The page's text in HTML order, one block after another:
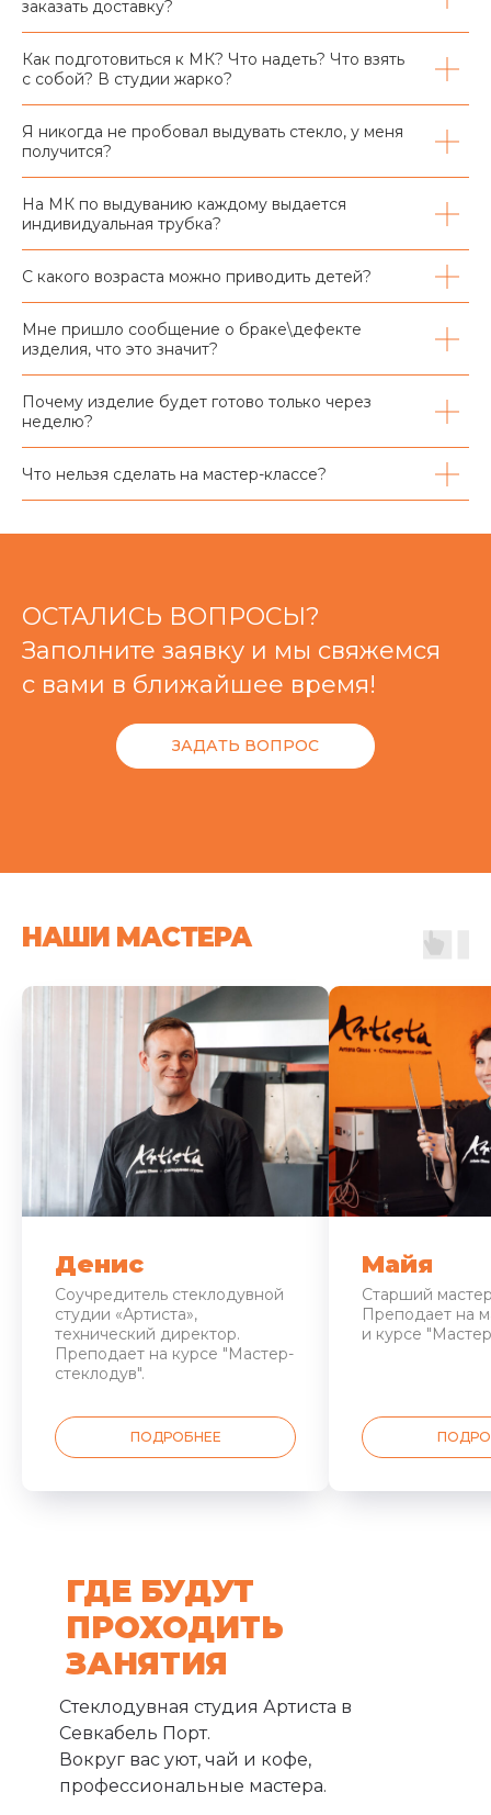
заказать доставку?
Как подготовиться к МК? Что надеть? Что взять
с собой? В студии жарко?
Я никогда не пробовал выдувать стекло, у меня
получится?
На МК по выдуванию каждому выдается
индивидуальная трубка?
С какого возраста можно приводить детей?
Мне пришло сообщение о браке\дефекте
изделия, что это значит?
Почему изделие будет готово только через
неделю?
Что нельзя сделать на мастер-классе?
ОСТАЛИСЬ ВОПРОСЫ?
Заполните заявку и мы свяжемся
с вами в ближайшее время!
ЗАДАТЬ ВОПРОС
НАШИ МАСТЕРА
Денис
Соучредитель стеклодувной
студии «Артиста»,
технический директор.
Преподает на курсе "Мастер-
стеклодув".
ПОДРОБНЕЕ
Майя
Старший
Преподает на
и курсе
Стеклодувная студия Артиста в
Севкабель Порт.
Вокруг вас уют, чай и кофе,
профессиональные мастера.
ГДЕ БУДУТ
ПРОХОДИТЬ
ЗАНЯТИЯ